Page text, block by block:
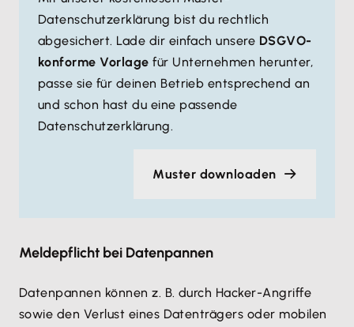
Datenschutzerklärung bist du rechtlich
abgesichert. Lade dir einfach unsere DSGVO-
konforme Vorlage für Unternehmen herunter,
passe sie für deinen Betrieb entsprechend an
und schon hast du eine passende
Datenschutzerklärung.
Muster downloaden
Meldepflicht bei Datenpannen
Datenpannen können z. B. durch Hacker-Angriffe
sowie den Verlust eines Datenträgers oder mobilen